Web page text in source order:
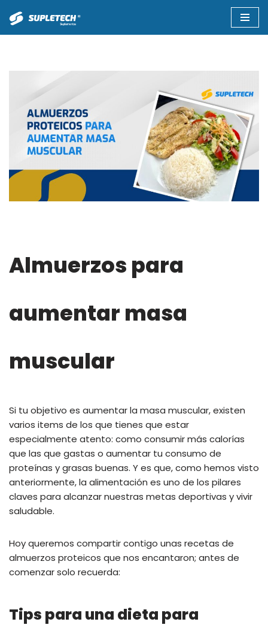
Saltar
Almuerzos para
aumentar masa
muscular
Si tu objetivo es aumentar la masa muscular, existen
varios items de los que tienes que estar
especialmente atento: como consumir más calorías
que las que gastas o aumentar tu consumo de
proteínas y grasas buenas. Y es que, como hemos visto
anteriormente, la alimentación es uno de los pilares
claves para alcanzar nuestras metas deportivas y vivir
saludable.
Hoy queremos compartir contigo unas recetas de
almuerzos proteicos que nos encantaron; antes de
comenzar solo recuerda:
Tips para una dieta para